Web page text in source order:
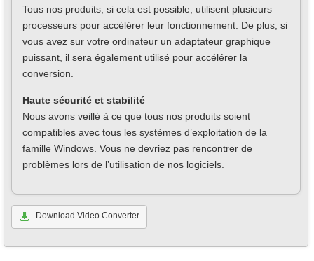
Tous nos produits, si cela est possible, utilisent plusieurs
processeurs pour accélérer leur fonctionnement. De plus, si
vous avez sur votre ordinateur un adaptateur graphique
puissant, il sera également utilisé pour accélérer la
conversion.
Haute sécurité et stabilité
Nous avons veillé à ce que tous nos produits soient
compatibles avec tous les systèmes d’exploitation de la
famille Windows. Vous ne devriez pas rencontrer de
problèmes lors de l’utilisation de nos logiciels.
Download Video Converter